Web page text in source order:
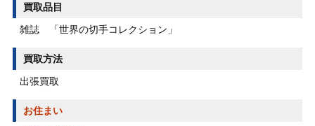
買取品目
雑誌 「世界の切手コレクション」
買取方法
出張買取
お住まい